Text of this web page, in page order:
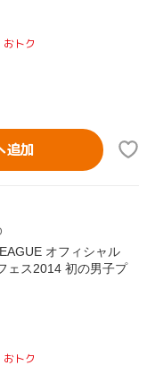
トク
追加
オフィシャル
ェス2014 初の男子プ
トク